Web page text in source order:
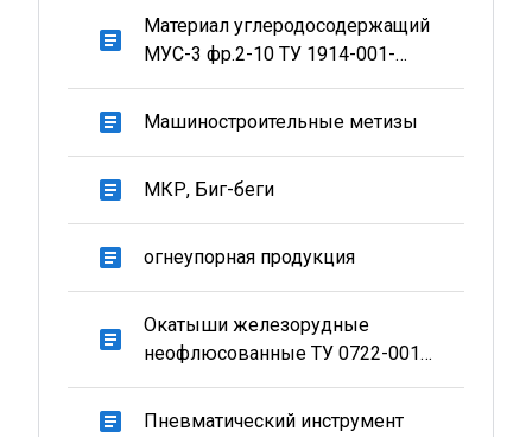
article
Материал углеродосодержащий
МУС-3 фр.2-10 ТУ 1914-001-
538333740-2006 (допускается по
ТУ 0320-001-27215013-2016)
article Машиностроительные метизы
article МКР, Биг-беги
article огнеупорная продукция
article
Окатыши железорудные
неофлюсованные ТУ 0722-001-
00186849-2009
article Пневматический инструмент